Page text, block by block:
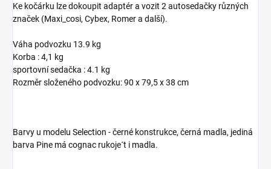
Ke kočárku lze dokoupit adaptér a vozit 2 autosedačky různých
značek (Maxi_cosi, Cybex, Romer a další).
Váha podvozku 13.9 kg
Korba : 4,1 kg
sportovní sedačka : 4.1 kg
Rozměr složeného podvozku: 90 x 79,5 x 38 cm
Barvy u modelu Selection - černé konstrukce, černá madla, jediná
barva Pine má cognac rukoje´t i madla.